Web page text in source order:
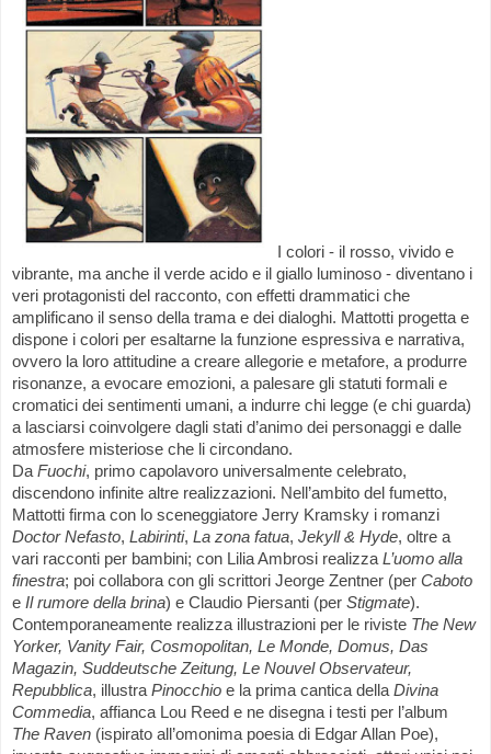
I colori - il rosso, vivido e
vibrante, ma anche il verde acido e il giallo luminoso - diventano i
veri protagonisti del racconto, con effetti drammatici che
amplificano il senso della trama e dei dialoghi. Mattotti progetta e
dispone i colori per esaltarne la funzione espressiva e narrativa,
ovvero la loro attitudine a creare allegorie e metafore, a produrre
risonanze, a evocare emozioni, a palesare gli statuti formali e
cromatici dei sentimenti umani, a indurre chi legge (e chi guarda)
a lasciarsi coinvolgere dagli stati d’animo dei personaggi e dalle
atmosfere misteriose che li circondano.
DaFuochi, primo capolavoro universalmente celebrato,
discendono infinite altre realizzazioni. Nell’ambito del fumetto,
Mattotti firma con lo sceneggiatore Jerry Kramsky i romanzi
Doctor Nefasto, Labirinti, La zona fatua, Jekyll & Hyde, oltre a
vari racconti per bambini; con Lilia Ambrosi realizzaL’uomo alla
finestra; poi collabora con gli scrittori Jeorge Zentner (per Caboto
e Il rumore della brina) e Claudio Piersanti (per Stigmate).
Contemporaneamente realizza illustrazioni per le riviste The New
Yorker, Vanity Fair, Cosmopolitan, Le Monde, Domus, Das
Magazin, Suddeutsche Zeitung, Le Nouvel Observateur,
Repubblica, illustraPinocchio e la prima cantica dellaDivina
Commedia, affianca Lou Reed e ne disegna i testi per l’album
The Raven (ispirato all’omonima poesia di Edgar Allan Poe),